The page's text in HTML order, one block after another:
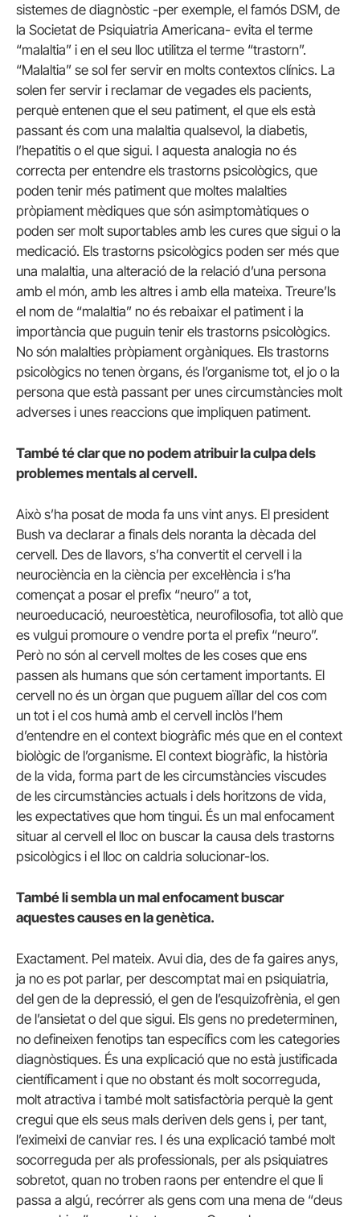
sistemes de diagnòstic -per exemple, el famós DSM, de
la Societat de Psiquiatria Americana- evita el terme
“malaltia” i en el seu lloc utilitza el terme “trastorn”.
“Malaltia” se sol fer servir en molts contextos clínics. La
solen fer servir i reclamar de vegades els pacients,
perquè entenen que el seu patiment, el que els està
passant és com una malaltia qualsevol, la diabetis,
l’hepatitis o el que sigui. I aquesta analogia no és
correcta per entendre els trastorns psicològics, que
poden tenir més patiment que moltes malalties
pròpiament mèdiques que són asimptomàtiques o
poden ser molt suportables amb les cures que sigui o la
medicació. Els trastorns psicològics poden ser més que
una malaltia, una alteració de la relació d’una persona
amb el món, amb les altres i amb ella mateixa. Treure’ls
el nom de “malaltia” no és rebaixar el patiment i la
importància que puguin tenir els trastorns psicològics.
No són malalties pròpiament orgàniques. Els trastorns
psicològics no tenen òrgans, és l’organisme tot, el jo o la
persona que està passant per unes circumstàncies molt
adverses i unes reaccions que impliquen patiment.
També té clar que no podem atribuir la culpa dels
problemes mentals al cervell.
Això s’ha posat de moda fa uns vint anys. El president
Bush va declarar a finals dels noranta la dècada del
cervell. Des de llavors, s’ha convertit el cervell i la
neurociència en la ciència per excel·lència i s’ha
començat a posar el prefix “neuro” a tot,
neuroeducació, neuroestètica, neurofilosofia, tot allò que
es vulgui promoure o vendre porta el prefix “neuro”.
Però no són al cervell moltes de les coses que ens
passen als humans que són certament importants. El
cervell no és un òrgan que puguem aïllar del cos com
un tot i el cos humà amb el cervell inclòs l’hem
d’entendre en el context biogràfic més que en el context
biològic de l’organisme. El context biogràfic, la història
de la vida, forma part de les circumstàncies viscudes
de les circumstàncies actuals i dels horitzons de vida,
les expectatives que hom tingui. És un mal enfocament
situar al cervell el lloc on buscar la causa dels trastorns
psicològics i el lloc on caldria solucionar-los.
També li sembla un mal enfocament buscar
aquestes causes en la genètica.
Exactament. Pel mateix. Avui dia, des de fa gaires anys,
ja no es pot parlar, per descomptat mai en psiquiatria,
del gen de la depressió, el gen de l’esquizofrènia, el gen
de l’ansietat o del que sigui. Els gens no predeterminen,
no defineixen fenotips tan específics com les categories
diagnòstiques. És una explicació que no està justificada
científicament i que no obstant és molt socorreguda,
molt atractiva i també molt satisfactòria perquè la gent
cregui que els seus mals deriven dels gens i, per tant,
l’eximeixi de canviar res. I és una explicació també molt
socorreguda per als professionals, per als psiquiatres
sobretot, quan no troben raons per entendre el que li
passa a algú, recórrer als gens com una mena de “deus